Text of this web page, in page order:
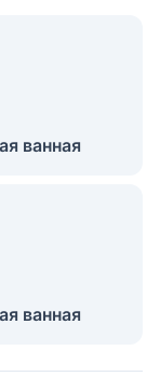
ванная
ванная